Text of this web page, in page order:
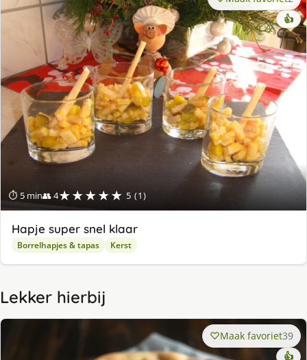
⏱ 5 min👥 4★★★★★ 5 (1)
👍
Hapje super snel klaar
Borrelhapjes & tapas Kerst
Lekker hierbij
Maak favoriet39
👍